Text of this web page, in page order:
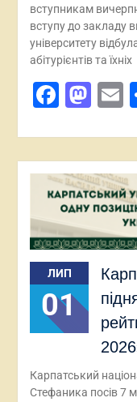
вступникам
вступу до закладу
університету
абітурієнтів та їхніх
ЛИП
01
Карпатський
Стефаника посів 7